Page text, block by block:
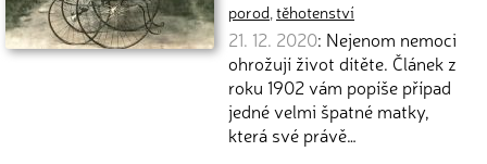
porod,těhotenství
21. 12. 2020: Nejenom nemoci
ohrožují život dítěte. Článek z
roku 1902 vám popíše případ
jedné velmi špatné matky,
která své právě…